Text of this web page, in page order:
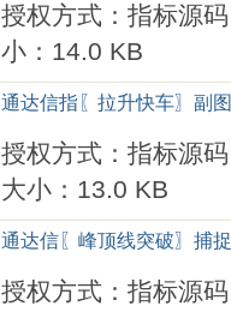
授权方式：指标源码
小：14.0 KB
通达信指〖拉升快车〗副
授权方式：指标源码
大小：13.0 KB
通达信〖峰顶线突破〗捕
授权方式：指标源码